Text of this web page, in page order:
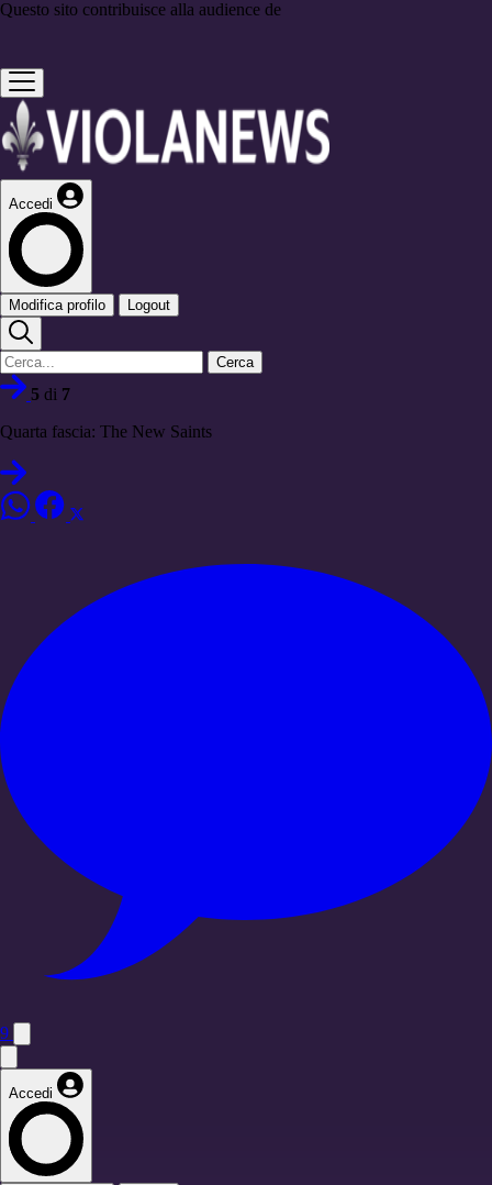
Questo sito contribuisce alla audience de
Accedi
Modifica profilo Logout
Cerca
5 di 7
Quarta fascia: The New Saints
9
Accedi